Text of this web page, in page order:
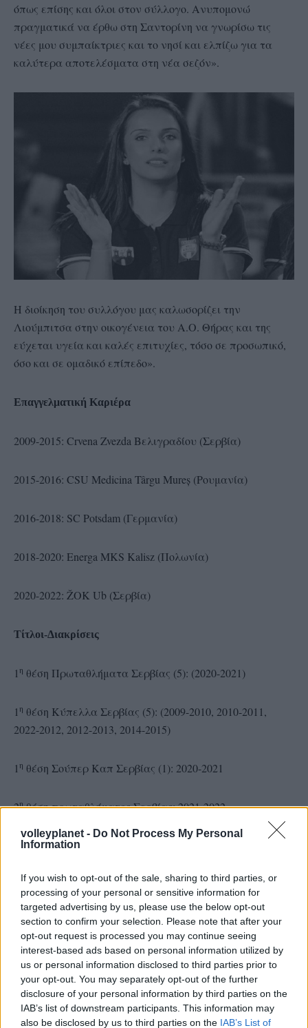
volleyplanet - Do Not Process My Personal
Information
If you wish to opt-out of the sale, sharing to third parties, or
processing of your personal or sensitive information for
targeted advertising by us, please use the below opt-out
section to confirm your selection. Please note that after your
opt-out request is processed you may continue seeing
interest-based ads based on personal information utilized by
us or personal information disclosed to third parties prior to
your opt-out. You may separately opt-out of the further
disclosure of your personal information by third parties on the
IAB’s list of downstream participants. This information may
also be disclosed by us to third parties on the IAB’s List of
όπως επίσης και όλοι στον σύλλογο. Ανυπομονώ
πραγματικά να έρθω στη Σαντορίνη να γνωρίσω τις
νέες μου συμπαίκτριες και το νησί και ελπίζω για τα
καλύτερα αποτελέσματα στη νέα σεζόν».
Η διοίκηση του συλλόγου μας καλωσορίζει την
Λιούμπιτσα στην οικογένεια του Α.Ο. Θήρας και της
εύχεται υγεία και καλές επιτυχίες, τόσο σε προσωπικό,
όσο και σε ομαδικό επίπεδο».
Επαγγελματική Καριέρα
2009-2015: Crvena Zvezda Βελιγραδίου (Σερβία)
2015-2016: CSU Medicina Târgu Mureș (Ρουμανία)
2016-2018: SC Potsdam (Γερμανία)
2018-2020: Energa MKS Kalisz (Πολωνία)
2020-2022: ŽOK Ub (Σερβία)
Τίτλοι-Διακρίσεις
1 η θέση Πρωταθλήματα Σερβίας (5): (2020-2021)
1 η θέση Κύπελλα Σερβίας (5): (2009-2010, 2010-2011,
2022-2012, 2012-2013, 2014-2015)
1 η θέση Σούπερ Καπ Σερβίας (1): 2020-2021
2ηθέση πρωταθλήματος Σερβίας: 2021-2022
ηθέση Σούπερ Καπ Σερβίας (1): 2021-2022
ηθέση Κύπελλο Σερβίας (1): 2020-2021
ηθέση Κύπελλο Σερβίας (2): 2014-2015, 2021-2022
θέση στο Κύπελλο Ρουμανίας (1): 2015-2016
ηθέση στο Κύπελλο Γερμανίας (1): 2016-2017